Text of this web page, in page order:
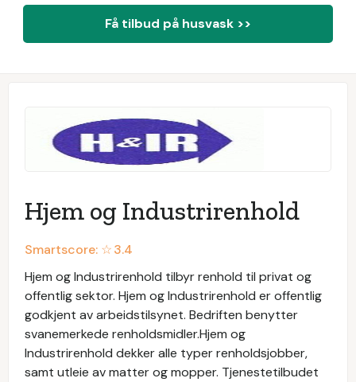
Få tilbud på husvask >>
Hjem og Industrirenhold
Smartscore: ☆3.4
Hjem og Industrirenhold tilbyr renhold til privat og
offentlig sektor. Hjem og Industrirenhold er offentlig
godkjent av arbeidstilsynet. Bedriften benytter
svanemerkede renholdsmidler.Hjem og
Industrirenhold dekker alle typer renholdsjobber,
samt utleie av matter og mopper. Tjenestetilbudet